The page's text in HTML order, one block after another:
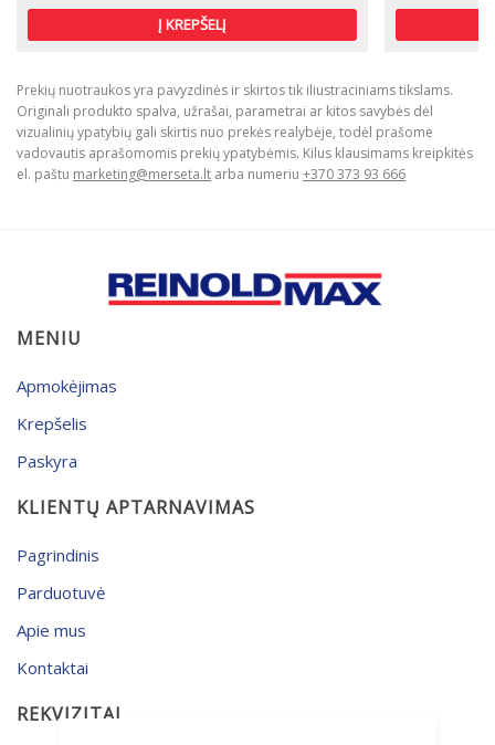
Į KREPŠELĮ
Prekių nuotraukos yra pavyzdinės ir skirtos tik iliustraciniams tikslams.
Originali produkto spalva, užrašai, parametrai ar kitos savybės dėl
vizualinių ypatybių gali skirtis nuo prekės realybėje, todėl prašome
vadovautis aprašomomis prekių ypatybėmis. Kilus klausimams kreipkitės
el. paštu marketing@merseta.lt arba numeriu +370 373 93 666
MENIU
Apmokėjimas
Krepšelis
Paskyra
KLIENTŲ APTARNAVIMAS
Pagrindinis
Parduotuvė
Apie mus
Kontaktai
REKVIZITAI